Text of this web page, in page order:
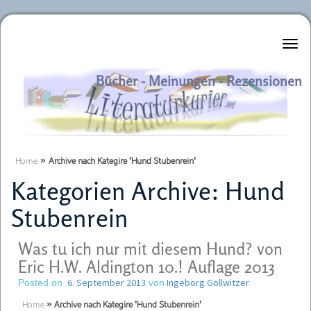
Literaturkurier.net
Bücher - Meinungen - Rezensionen
Home » Archive nach Kategire 'Hund Stubenrein'
Kategorien Archive: Hund
Stubenrein
Was tu ich nur mit diesem Hund? von
Eric H.W. Aldington 10.! Auflage 2013
Posted on 6. September 2013 von Ingeborg Gollwitzer
Home » Archive nach Kategire 'Hund Stubenrein'